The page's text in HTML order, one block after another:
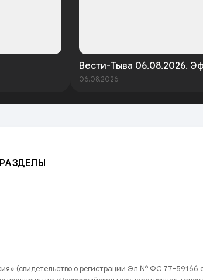
Вести-Тыва 06.08.2026.
06.08.2026
(свидетельство о регистрации Эл № ФС 77-